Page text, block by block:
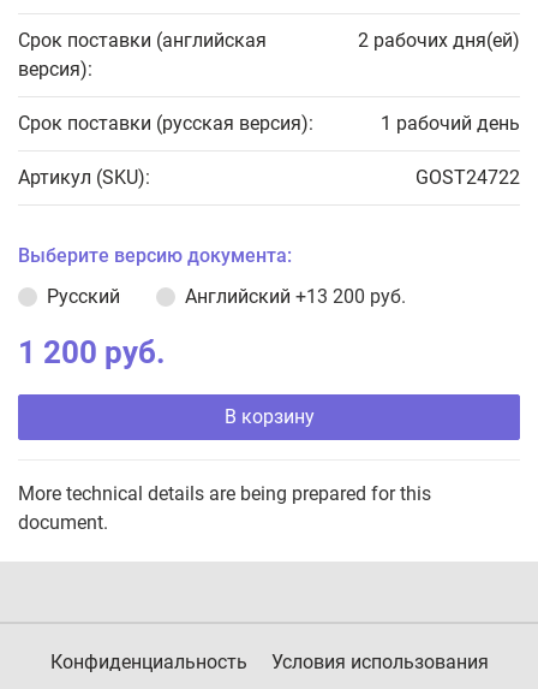
Срок поставки (английская
версия):
2 рабочих дня(ей)
Срок поставки (русская версия): 1 рабочий день
Артикул (SKU): GOST24722
Выберите версию документа:
Русский
Английский +13 200 руб.
1 200 руб.
В корзину
More technical details are being prepared for this
document.
Конфиденциальность Условия использования